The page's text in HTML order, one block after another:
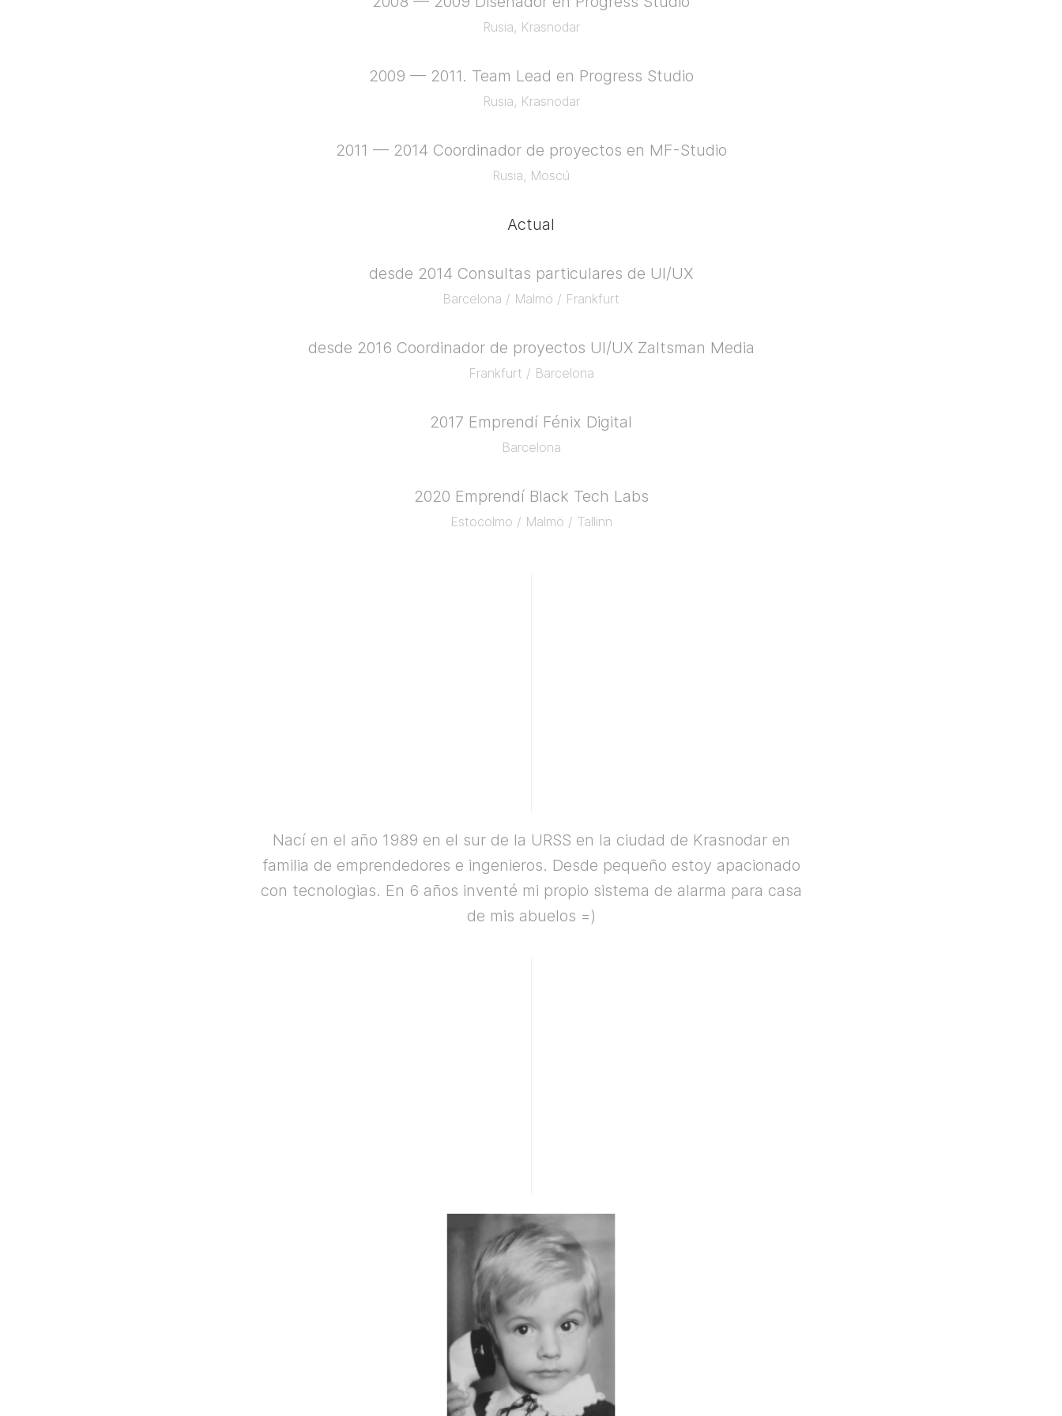
Rusia, Krasnodar
2009 — 2011. Team Lead en Progress Studio
Rusia, Krasnodar
2011 — 2014 Coordinador de proyectos en MF-Studio
Rusia, Moscú
Actual
desde 2014 Consultas particulares de UI/UX
Barcelona / Malmö / Frankfurt
desde 2016 Coordinador de proyectos UI/UX Zaltsman Media
Frankfurt / Barcelona
2017 Emprendí Fénix Digital
Barcelona
2020 Emprendí Black Tech Labs
Estocolmo / Malmö / Tallinn
Nací en el año 1989 en el sur de la URSS en la ciudad de Krasnodar en
familia de emprendedores e ingenieros. Desde pequeño estoy apacionado
con tecnologias. En 6 años inventé mi propio sistema de alarma para casa
de mis abuelos =)